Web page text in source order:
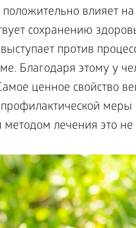
влияет
сохранению
против
Благодаря этому у
ценное свойство
профилактической
лечения это не